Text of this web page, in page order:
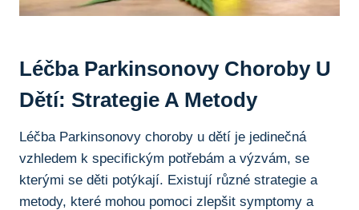
Léčba⁢ Parkinsonovy⁤ Choroby U
Dětí: ​Strategie ‌a ⁢metody
Léčba⁤ Parkinsonovy ​choroby u dětí je jedinečná
vzhledem k​ specifickým potřebám a výzvám, se
kterými se děti potýkají. Existují⁤ různé​ strategie a
metody, které mohou pomoci zlepšit‌ symptomy a